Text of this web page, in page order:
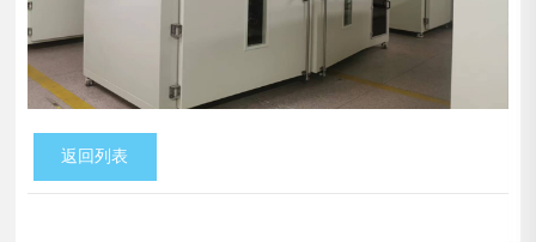
返回列表